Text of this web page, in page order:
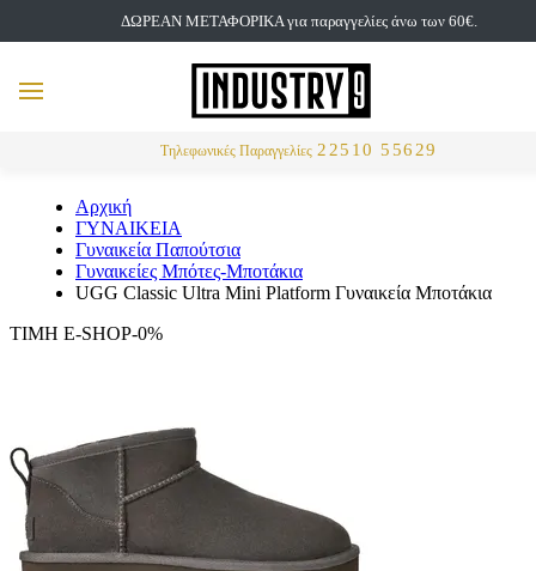
ΔΩΡΕΑΝ ΜΕΤΑΦΟΡΙΚΑ για παραγγελίες άνω των 60€.
Τηλεφωνικές Παραγγελίες 22510 55629
MENU
Αρχική
ΓΥΝΑΙΚΕΙΑ
Γυναικεία Παπούτσια
Γυναικείες Μπότες-Μποτάκια
UGG Classic Ultra Mini Platform Γυναικεία Μποτάκια
ΤΙΜΗ E-SHOP-0%